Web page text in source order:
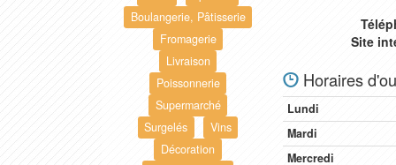
Boulangerie, Pâtisserie
Fromagerie
Livraison
Poissonnerie
Supermarché
Surgelés
Vins
Décoration
Site
Horaires
Lundi
Mardi
Mercredi